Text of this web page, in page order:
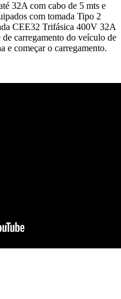
32A com cabo de 5 mts e
com tomada Tipo 2
CEE32 Trifásica 400V 32A
carregamento do veículo de
e começar o carregamento.